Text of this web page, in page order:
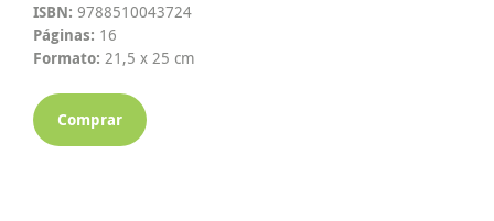
ISBN: 9788510043724
Páginas: 16
Formato: 21,5 x 25 cm
Comprar